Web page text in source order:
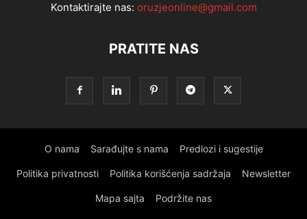
Kontaktirajte nas: oruzjeonline@gmail.com
PRATITE NAS
O nama Sarađujte s nama Predlozi i sugestije
Politika privatnosti Politika korišćenja sadržaja Newsletter
Mapa sajta Podržite nas